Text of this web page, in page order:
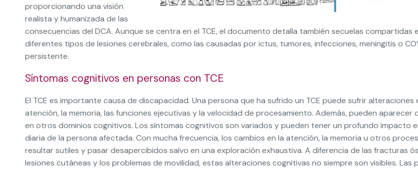
proporcionando una visión
realista y humanizada de las
consecuencias del DCA. Aunque se centra en el TCE, el documento detalla también secuelas compartidas
diferentes tipos de lesiones cerebrales, como las causadas por ictus, tumores, infecciones, meningitis o
persistente.
Síntomas cognitivos en personas con TCE
El TCE es importante causa de discapacidad. Una persona que ha sufrido un TCE puede sufrir alteraciones
atención, la memoria, las funciones ejecutivas y la velocidad de procesamiento. Además, pueden aparecer
en otros dominios cognitivos. Los síntomas cognitivos son variados y pueden tener un profundo impacto
diaria de la persona afectada. Con mucha frecuencia, los cambios en la atención, la memoria u otros
resultar sutiles y pasar desapercibidos salvo en una exploración exhaustiva. A diferencia de las fracturas
lesiones cutáneas y los problemas de movilidad, estas alteraciones cognitivas no siempre son visibles. Las